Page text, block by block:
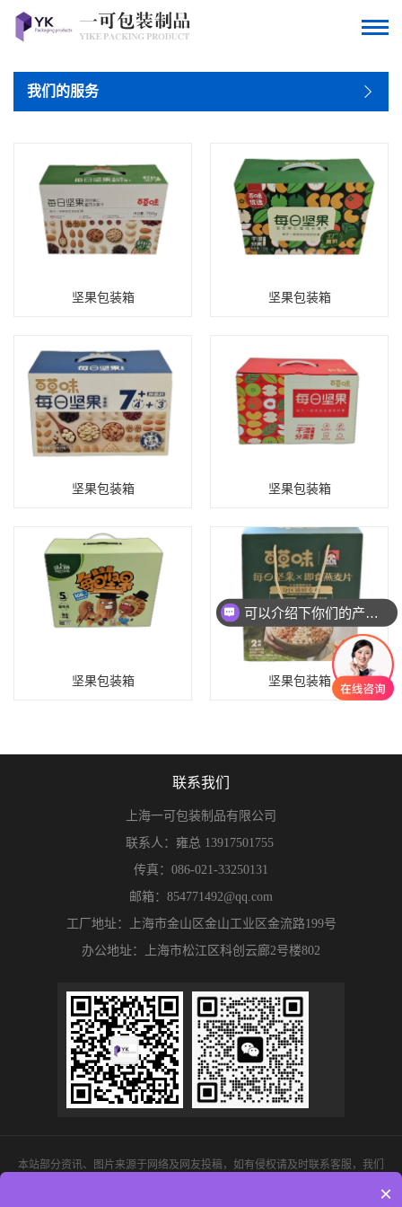
我们的服务
坚果包装箱 坚果包装箱
坚果包装箱 坚果包装箱
坚果包装箱 坚果包装箱
联系我们
上海一可包装制品有限公司
联系人：雍总 13917501755
传真：086-021-33250131
邮箱：854771492@qq.com
工厂地址：上海市金山区金山工业区金流路199号
办公地址：上海市松江区科创云廊2号楼802
本站部分资讯、图片来源于网络及网友投稿，如有侵权请及时联系客服，我们
×